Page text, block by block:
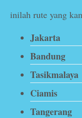
inilah rute yang
Jakarta
Bandung
Tasikmalaya
Ciamis
Tangerang